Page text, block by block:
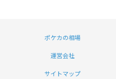
ポケカの相場
運営会社
サイトマップ